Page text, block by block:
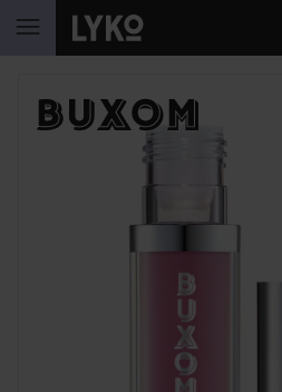
GÅ TIL INNHOLD
HOPP OVER SEKSJON